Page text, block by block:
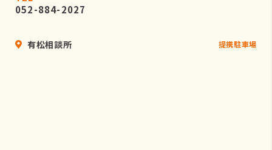
052-884-2027
有松相談所 提携駐車場